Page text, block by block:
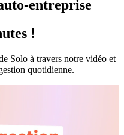
entreprise
!
Solo à travers notre vidéo et
quotidienne.